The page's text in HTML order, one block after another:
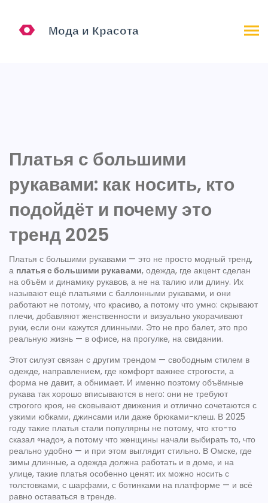
Платья с большими
рукавами: как носить, кто
подойдёт и почему это
тренд 2025
Платья с большими рукавами — это не просто модный тренд,
а платья с большими рукавами, одежда, где акцент сделан
на объём и динамику рукавов, а не на талию или длину. Их
называют ещё платьями с баллонными рукавами, и они
работают не потому, что красиво, а потому что умно: скрывают
плечи, добавляют женственности и визуально укорачивают
руки, если они кажутся длинными. Это не про балет, это про
реальную жизнь — в офисе, на прогулке, на свидании.
Этот силуэт связан с другим трендом — свободным стилем в
одежде, направлением, где комфорт важнее строгости, а
форма не давит, а обнимает. И именно поэтому объёмные
рукава так хорошо вписываются в него: они не требуют
строгого кроя, не сковывают движения и отлично сочетаются с
узкими юбками, джинсами или даже брюками-клеш. В 2025
году такие платья стали популярны не потому, что кто-то
сказал «надо», а потому что женщины начали выбирать то, что
реально удобно — и при этом выглядит стильно. В Омске, где
зимы длинные, а одежда должна работать и в доме, и на
улице, такие платья особенно ценят: их можно носить с
толстовками, с шарфами, с ботинками на платформе — и всё
равно оставаться в тренде.